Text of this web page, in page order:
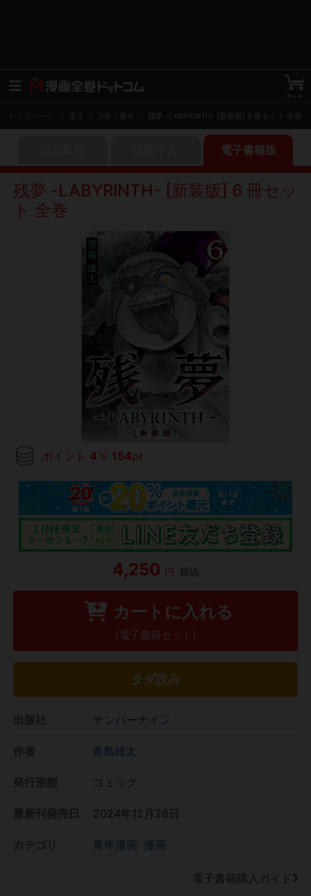
トップページ 少年・青年 残夢 -LABYRINTH- [新装版] 6 冊セット 全巻
電子書籍版
残夢 -LABYRINTH- [新装版] 6 冊セッ
ト 全巻
ポイント 4 ％ 154pt
4,250 円 税込
カートに入れる
(電子書籍セット)
タダ読み
ナンバーナイン
萱島雄太
コミック
2024年12月28日
青年漫画 漫画
電子書籍購入ガイド